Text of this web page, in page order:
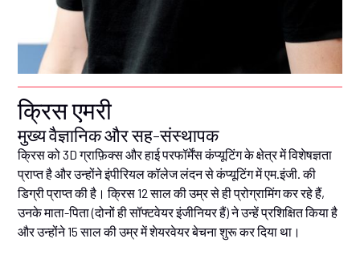
क्रिस एमरी
मुख्य वैज्ञानिक और सह-संस्थापक
क्रिस को 3D ग्राफ़िक्स और हाई परफॉर्मेंस कंप्यूटिंग के क्षेत्र में विशेषज्ञता
प्राप्त है और उन्होंने इंपीरियल कॉलेज लंदन से कंप्यूटिंग में एम.इंजी. की
डिग्री प्राप्त की है। क्रिस 12 साल की उम्र से ही प्रोग्रामिंग कर रहे हैं,
उनके माता-पिता (दोनों ही सॉफ्टवेयर इंजीनियर हैं) ने उन्हें प्रशिक्षित किया है
और उन्होंने 15 साल की उम्र में शेयरवेयर बेचना शुरू कर दिया था।